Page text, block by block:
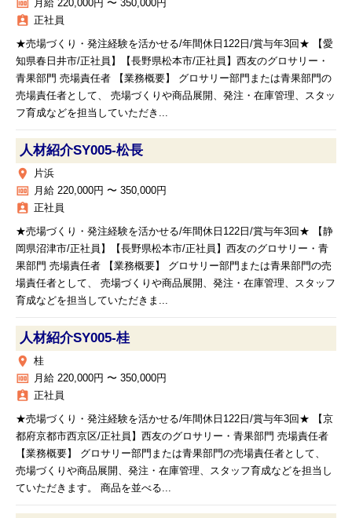
money 月給 220,000円 〜 350,000円
assignment_ind 正社員
★売場づくり・発注経験を活かせる/年間休日122日/賞与年3回★ 【愛
知県春日井市/正社員】【長野県松本市/正社員】西友のグロサリー・
青果部門 売場責任者 【業務概要】 グロサリー部門または青果部門の
売場責任者として、 売場づくりや商品展開、発注・在庫管理、スタッ
フ育成などを担当していただき...
人材紹介SY005‐松長
place 片浜
money 月給 220,000円 〜 350,000円
assignment_ind 正社員
★売場づくり・発注経験を活かせる/年間休日122日/賞与年3回★ 【静
岡県沼津市/正社員】【長野県松本市/正社員】西友のグロサリー・青
果部門 売場責任者 【業務概要】 グロサリー部門または青果部門の売
場責任者として、 売場づくりや商品展開、発注・在庫管理、スタッフ
育成などを担当していただきま...
人材紹介SY005‐桂
place 桂
money 月給 220,000円 〜 350,000円
assignment_ind 正社員
★売場づくり・発注経験を活かせる/年間休日122日/賞与年3回★ 【京
都府京都市西京区/正社員】西友のグロサリー・青果部門 売場責任者
【業務概要】 グロサリー部門または青果部門の売場責任者として、
売場づくりや商品展開、発注・在庫管理、スタッフ育成などを担当し
ていただきます。 商品を並べる...